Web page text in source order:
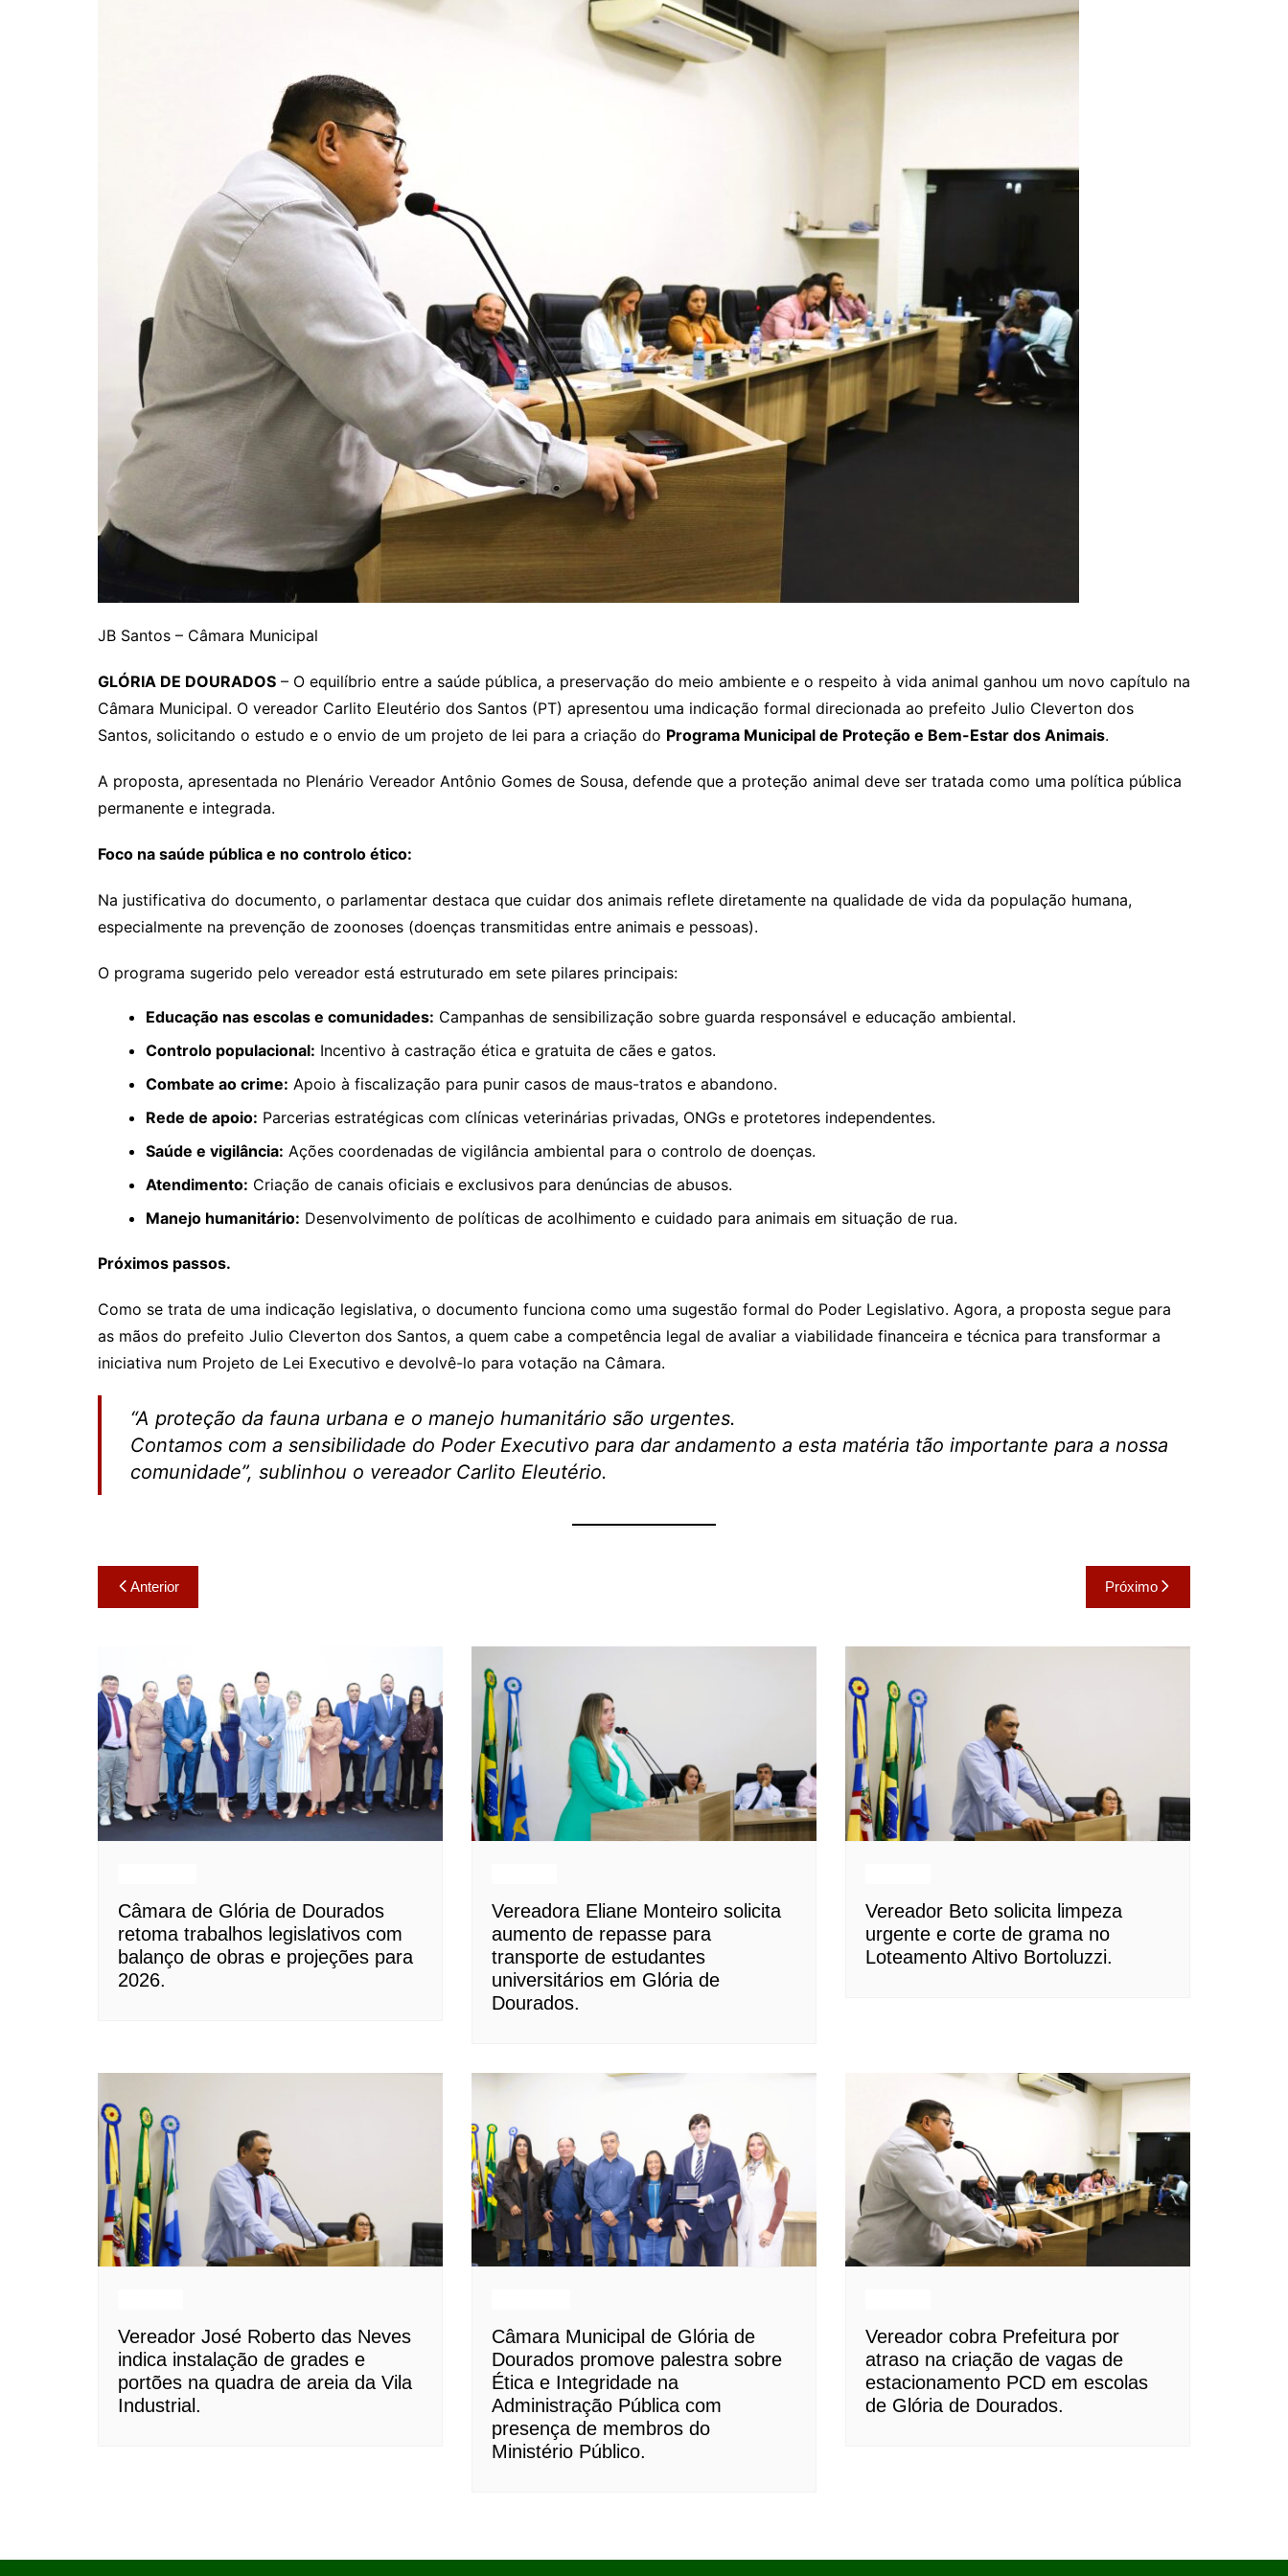
JB Santos – Câmara Municipal
GLÓRIA DE DOURADOS – O equilíbrio entre a saúde pública, a preservação do meio ambiente e o respeito à vida animal ganhou um novo capítulo na
Câmara Municipal. O vereador Carlito Eleutério dos Santos (PT) apresentou uma indicação formal direcionada ao prefeito Julio Cleverton dos
Santos, solicitando o estudo e o envio de um projeto de lei para a criação do Programa Municipal de Proteção e Bem-Estar dos Animais.
A proposta, apresentada no Plenário Vereador Antônio Gomes de Sousa, defende que a proteção animal deve ser tratada como uma política pública
permanente e integrada.
Foco na saúde pública e no controlo ético:
Na justificativa do documento, o parlamentar destaca que cuidar dos animais reflete diretamente na qualidade de vida da população humana,
especialmente na prevenção de zoonoses (doenças transmitidas entre animais e pessoas).
O programa sugerido pelo vereador está estruturado em sete pilares principais:
Educação nas escolas e comunidades: Campanhas de sensibilização sobre guarda responsável e educação ambiental.
Controlo populacional: Incentivo à castração ética e gratuita de cães e gatos.
Combate ao crime: Apoio à fiscalização para punir casos de maus-tratos e abandono.
Rede de apoio: Parcerias estratégicas com clínicas veterinárias privadas, ONGs e protetores independentes.
Saúde e vigilância: Ações coordenadas de vigilância ambiental para o controlo de doenças.
Atendimento: Criação de canais oficiais e exclusivos para denúncias de abusos.
Manejo humanitário: Desenvolvimento de políticas de acolhimento e cuidado para animais em situação de rua.
Próximos passos.
Como se trata de uma indicação legislativa, o documento funciona como uma sugestão formal do Poder Legislativo. Agora, a proposta segue para
as mãos do prefeito Julio Cleverton dos Santos, a quem cabe a competência legal de avaliar a viabilidade financeira e técnica para transformar a
iniciativa num Projeto de Lei Executivo e devolvê-lo para votação na Câmara.
“A proteção da fauna urbana e o manejo humanitário são urgentes.
Contamos com a sensibilidade do Poder Executivo para dar andamento a esta matéria tão importante para a nossa
comunidade”, sublinhou o vereador Carlito Eleutério.
Navegação
de
Anterior Próximo
Câmara de Glória de Dourados
retoma trabalhos legislativos com
balanço de obras e projeções para
2026.
Vereadora Eliane Monteiro solicita
aumento de repasse para
transporte de estudantes
universitários em Glória de
Dourados.
Vereador Beto solicita limpeza
urgente e corte de grama no
Loteamento Altivo Bortoluzzi.
Vereador José Roberto das Neves
indica instalação de grades e
portões na quadra de areia da Vila
Industrial.
Câmara Municipal de Glória de
Dourados promove palestra sobre
Ética e Integridade na
Administração Pública com
presença de membros do
Ministério Público.
Vereador cobra Prefeitura por
atraso na criação de vagas de
estacionamento PCD em escolas
de Glória de Dourados.